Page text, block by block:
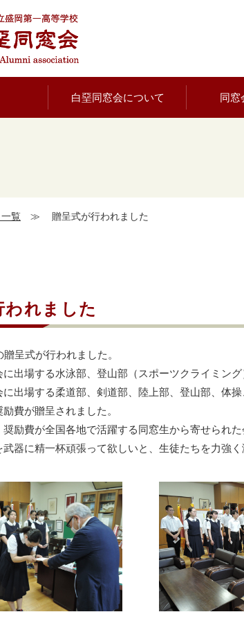
白堊同窓会について 同窓
覧 ≫ 贈呈式が行われました
われました
呈式が行われました。
出場する水泳部、登山部（スポーツクライミン
出場する柔道部、剣道部、陸上部、登山部、体
費が贈呈されました。
励費が全国各地で活躍する同窓生から寄せられ
器に精一杯頑張って欲しいと、生徒たちを力強